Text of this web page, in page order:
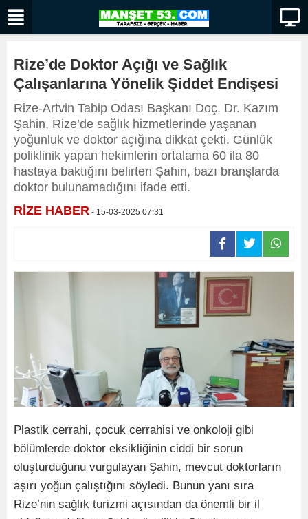
Rize’de Doktor Açığı ve Sağlık
Çalışanlarına Yönelik Şiddet Endişesi
Rize-Artvin Tabip Odası Başkanı Doç. Dr. Kazım
Şahin, Rize’de sağlık hizmetlerinde yaşanan
yoğunluk ve doktor açığına dikkat çekti. Günlük
poliklinik yapan hekimlerin ortalama 60 ila 80
hastaya baktığını belirten Şahin, bazı branşlarda
doktor bulunamadığını ifade etti.
RİZE HABER - 15-03-2025 07:31
Plastik cerrahi, çocuk cerrahisi ve onkoloji gibi
bölümlerde doktor eksikliğinin ciddi bir sorun
oluşturduğunu vurgulayan Şahin, mevcut doktorların
aşırı yoğun çalıştığını söyledi. Bunun yanı sıra
Rize’nin sağlık turizmi açısından da önemli bir il